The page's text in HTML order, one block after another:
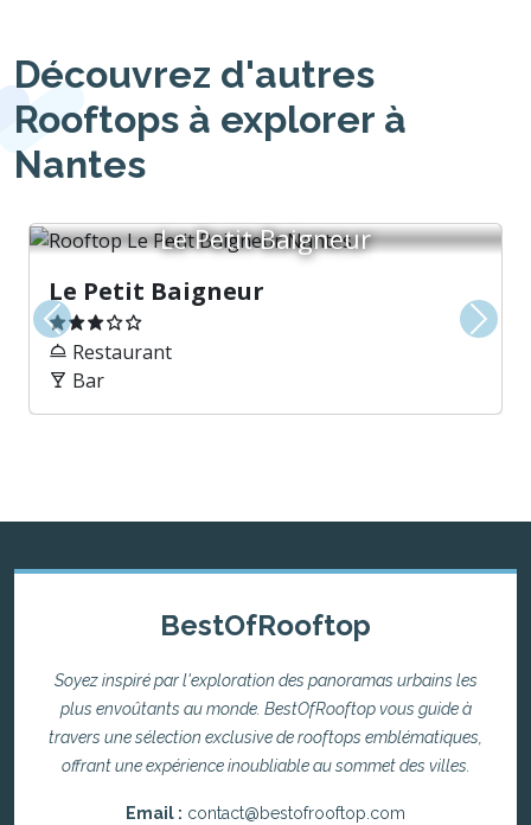
Découvrez d'autres
Rooftops à explorer à
Nantes
Le Petit Baigneur
Le Petit Baigneur
Restaurant
Bar
Précédent
BestOfRooftop
Soyez inspiré par l'exploration des panoramas urbains les
plus envoûtants au monde. BestOfRooftop vous guide à
travers une sélection exclusive de rooftops emblématiques,
offrant une expérience inoubliable au sommet des villes.
Email : contact@bestofrooftop.com